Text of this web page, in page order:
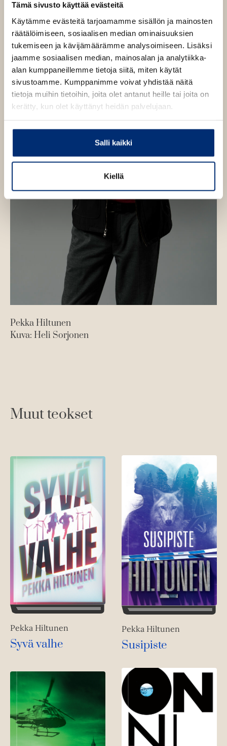
Tämä sivusto käyttää evästeitä
Käytämme evästeitä tarjoamamme sisällön ja mainosten
räätälöimiseen, sosiaalisen median ominaisuuksien
tukemiseen ja kävijämäärämme analysoimiseen. Lisäksi
jaamme sosiaalisen median, mainosalan ja analytiikka-
alan kumppaneillemme tietoja siitä, miten käytät
sivustoamme. Kumppanimme voivat yhdistää näitä
tietoja muihin tietoihin, joita olet antanut heille tai joita on
kerätty, kun olet käyttänyt heidän palvelujaan.
Salli kaikki
Kiellä
e
h
t
n
e
n
Pekka Hiltunen
Kuva: Heli Sorjonen
Muut teokset
Pekka Hiltunen
Syvä valhe
Pekka Hiltunen
Susipiste